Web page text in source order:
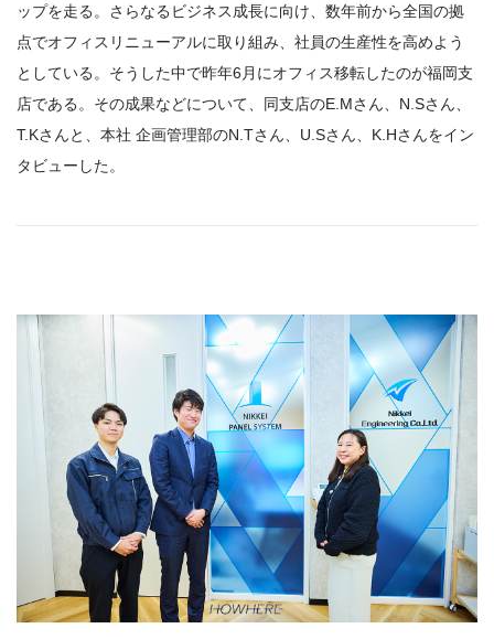
ップを走る。さらなるビジネス成長に向け、数年前から全国の拠
点でオフィスリニューアルに取り組み、社員の生産性を高めよう
としている。そうした中で昨年6月にオフィス移転したのが福岡支
店である。その成果などについて、同支店のE.Mさん、N.Sさん、
T.Kさんと、本社 企画管理部のN.Tさん、U.Sさん、K.Hさんをイン
タビューした。